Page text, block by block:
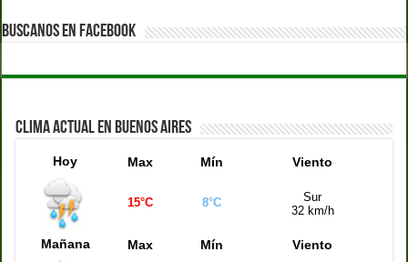
Quiniela Santa Fe (14:00 hs)
Quiniela de la Ciudad (14:00 hs) 4946
Quiniela de la Ciudad (17:30 hs) 7778
Quiniela Buenos Aires (17:30 hs)
Quiniela Santa Fe (17:30 hs)
Quiniela Córdoba (17:30 hs)
Quiniela Mendoza (17:30 hs)
BUSCANOS EN FACEBOOK
CLIMA ACTUAL EN BUENOS AIRES
Hoy Max Mín Viento
15°C 8°C
Sur
32 km/h
Mañana Max Mín Viento